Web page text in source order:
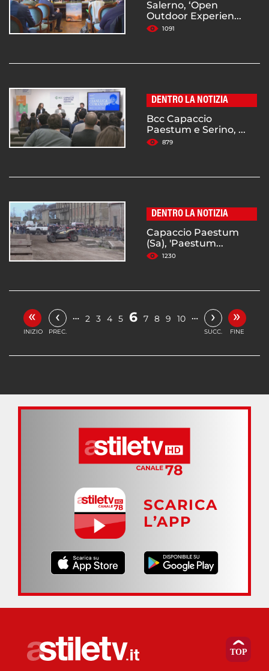
Salerno, ‘Open
Outdoor Experien...
1091
DENTRO LA NOTIZIA
Bcc Capaccio
Paestum e Serino, ...
879
DENTRO LA NOTIZIA
Capaccio Paestum
(Sa), 'Paestum...
1230
«
INIZIO
‹
PREC.
… 2 3 4 5 6 7 8 9 10 … ›
SUCC.
»
FINE
SCARICA
L’APP